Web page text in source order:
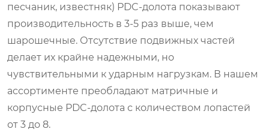
песчаник, известняк) PDC-долота показывают
производительность в 3-5 раз выше, чем
шарошечные. Отсутствие подвижных частей
делает их крайне надежными, но
чувствительными к ударным нагрузкам. В нашем
ассортименте преобладают матричные и
корпусные PDC-долота с количеством лопастей
от 3 до 8.